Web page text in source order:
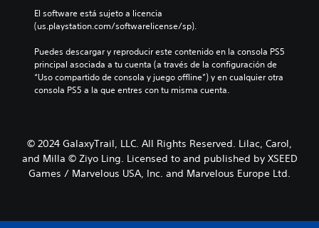
El software está sujeto a licencia
(us.playstation.com/softwarelicense/sp).
Puedes descargar y reproducir este contenido en la consola PS5
principal asociada a tu cuenta (a través de la configuración de
“Uso compartido de consola y juego offline”) y en cualquier otra
consola PS5 a la que entres con tu misma cuenta.
© 2024 GalaxyTrail, LLC. All Rights Reserved. Lilac, Carol,
and Milla © Ziyo Ling. Licensed to and published by XSEED
Games / Marvelous USA, Inc. and Marvelous Europe Ltd.